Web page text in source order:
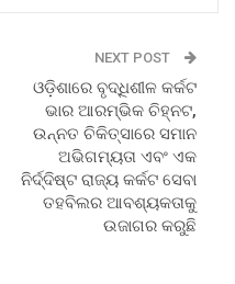
NEXT POST
ଓଡ଼ିଶାରେ ବୃଦ୍ଧିଶୀଳ କର୍କଟ
ଭାର ଆରମ୍ଭିକ ଚିହ୍ନଟ,
ଉନ୍ନତ ଚିକିତ୍ସାରେ ସମାନ
ଅଭିଗମ୍ୟତା ଏବଂ ଏକ
ନିର୍ଦ୍ଦିଷ୍ଟ ରାଜ୍ୟ କର୍କଟ ସେବା
ତହବିଲର ଆବଶ୍ୟକତାକୁ
ଉଜାଗର କରୁଛି